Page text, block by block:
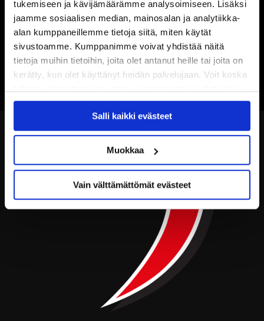
tukemiseen ja kävijämäärämme analysoimiseen. Lisäksi
jaamme sosiaalisen median, mainosalan ja analytiikka-
alan kumppaneillemme tietoja siitä, miten käytät
sivustoamme. Kumppanimme voivat yhdistää näitä
tietoja muihin tietoihin, joita olet antanut heille tai joita on
kerätty, kun olet käyttänyt heidän palvelujaan. Voit koska
käytöstäEvästeet-sivultamme.
Salli kaikki evästeet
Muokkaa
Vain välttämättömät evästeet